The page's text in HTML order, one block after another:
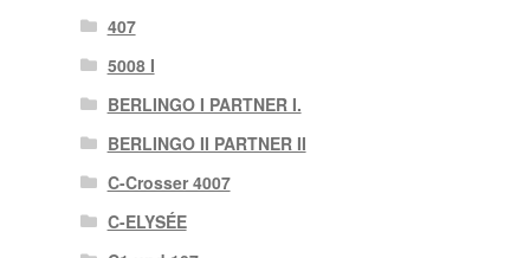
407
5008 I
BERLINGO I PARTNER I.
BERLINGO II PARTNER II
C-Crosser 4007
C-ELYSÉE